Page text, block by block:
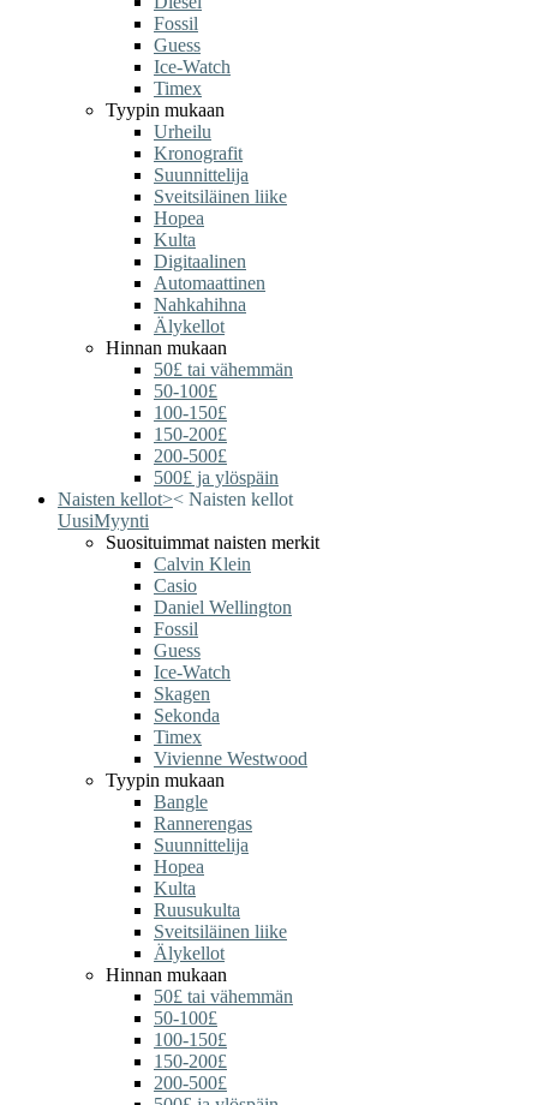
Fossil
Guess
Ice-Watch
Timex
Tyypin mukaan
Urheilu
Kronografit
Suunnittelija
Sveitsiläinen liike
Hopea
Kulta
Digitaalinen
Automaattinen
Nahkahihna
Älykellot
Hinnan mukaan
50£ tai vähemmän
50-100£
100-150£
150-200£
200-500£
500£ ja ylöspäin
Naisten kellot>< Naisten kellot
UusiMyynti
Suosituimmat naisten merkit
Calvin Klein
Casio
Daniel Wellington
Fossil
Guess
Ice-Watch
Skagen
Sekonda
Timex
Vivienne Westwood
Tyypin mukaan
Bangle
Rannerengas
Suunnittelija
Hopea
Kulta
Ruusukulta
Sveitsiläinen liike
Älykellot
Hinnan mukaan
50£ tai vähemmän
50-100£
100-150£
150-200£
200-500£